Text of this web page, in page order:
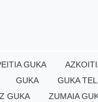
GUKA
GUKA GUKA
GUKA ZUMAIA